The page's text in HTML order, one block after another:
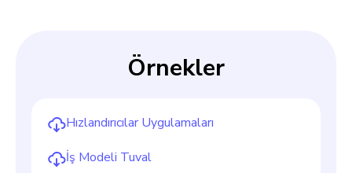
Örnekler
Hızlandırıcılar Uygulamaları
İş Modeli Tuval